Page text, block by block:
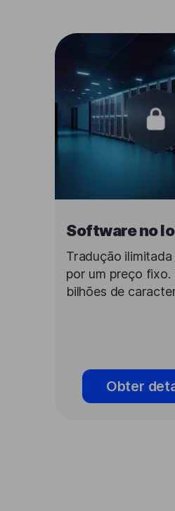
Software no
Tradução ilimitada
por um preço fixo.
bilhões de
Obter